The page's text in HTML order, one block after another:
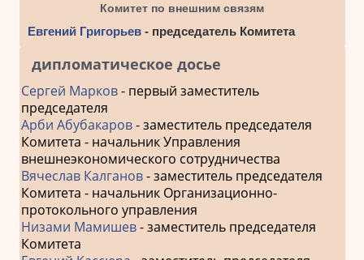
Комитет по внешним связям
Евгений Григорьев- председатель Комитета
дипломатическое досье
Сергей Марков- первый заместитель
председателя
Арби Абубакаров- заместитель председателя
Комитета - начальник Управления
внешнеэкономического сотрудничества
Вячеслав Калганов- заместитель председателя
Комитета - начальник Организационно-
протокольного управления
Низами Мамишев- заместитель председателя
Комитета